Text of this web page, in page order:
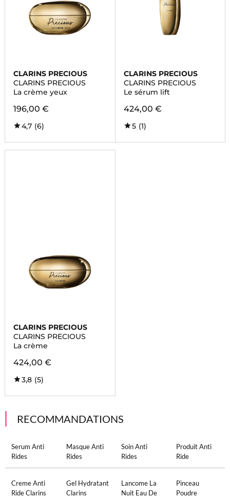
CLARINS PRECIOUS
CLARINS PRECIOUS
La crème yeux
196,00 €
4,7 (6)
CLARINS PRECIOUS
CLARINS PRECIOUS
Le sérum lift
424,00 €
5 (1)
CLARINS PRECIOUS
CLARINS PRECIOUS
La crème
424,00 €
3,8 (5)
RECOMMANDATIONS
Serum Anti
Rides
Masque Anti
Rides
Soin Anti
Rides
Produit Anti
Ride
Creme Anti
Ride Clarins
Gel Hydratant
Clarins
Lancome La
Nuit Eau De
Pinceau
Poudre